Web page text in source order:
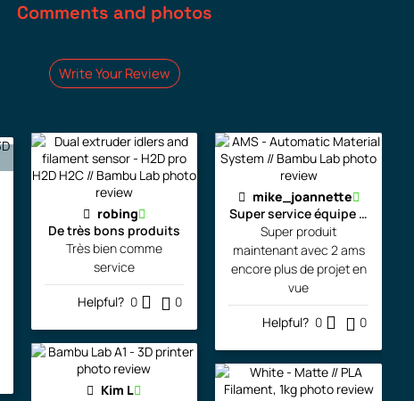
Comments and photos
Write Your Review
robing
De très bons produits
Très bien comme
service
Helpful? 0 0
Kim L
mike_joannette
Super service équipe la pour
Super produit
maintenant avec 2 ams
encore plus de projet en
vue
Helpful? 0 0